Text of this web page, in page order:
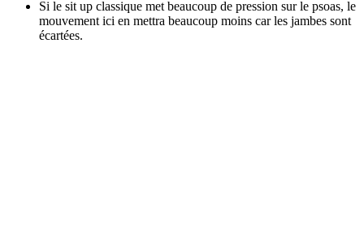
Si le sit up classique met beaucoup de pression sur le psoas, le
mouvement ici en mettra beaucoup moins car les jambes sont
écartées.